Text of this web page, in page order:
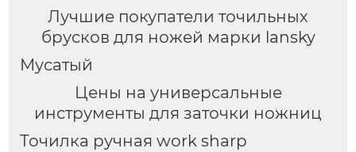
Лучшие покупатели точильных
брусков для ножей марки lansky
Мусатый
Цены на универсальные
инструменты для заточки ножниц
Точилка ручная work sharp